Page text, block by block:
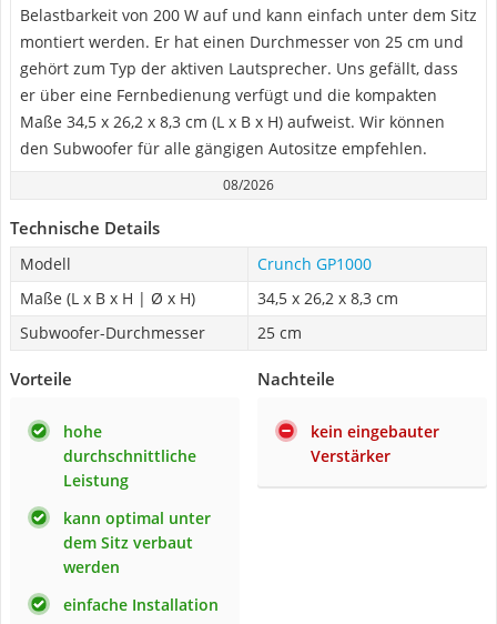
Belastbarkeit von 200 W auf und kann einfach unter dem Sitz
montiert werden. Er hat einen Durchmesser von 25 cm und
gehört zum Typ der aktiven Lautsprecher. Uns gefällt, dass
er über eine Fernbedienung verfügt und die kompakten
Maße 34,5 x 26,2 x 8,3 cm (L x B x H) aufweist. Wir können
den Subwoofer für alle gängigen Autositze empfehlen.
08/2026
Technische Details
Modell
Crunch GP1000
Maße (L x B x H | Ø x H)
34,5 x 26,2 x 8,3 cm
Subwoofer-Durchmesser
25 cm
Vorteile
hohe
durchschnittliche
Leistung
kann optimal unter
dem Sitz verbaut
werden
einfache Installation
Nachteile
kein eingebauter
Verstärker